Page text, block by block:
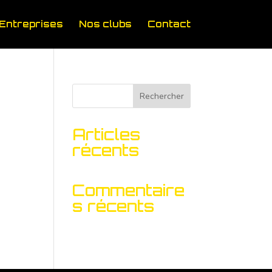
Nos clubs Contact
Rechercher
Articles
récents
Commentaire
s récents